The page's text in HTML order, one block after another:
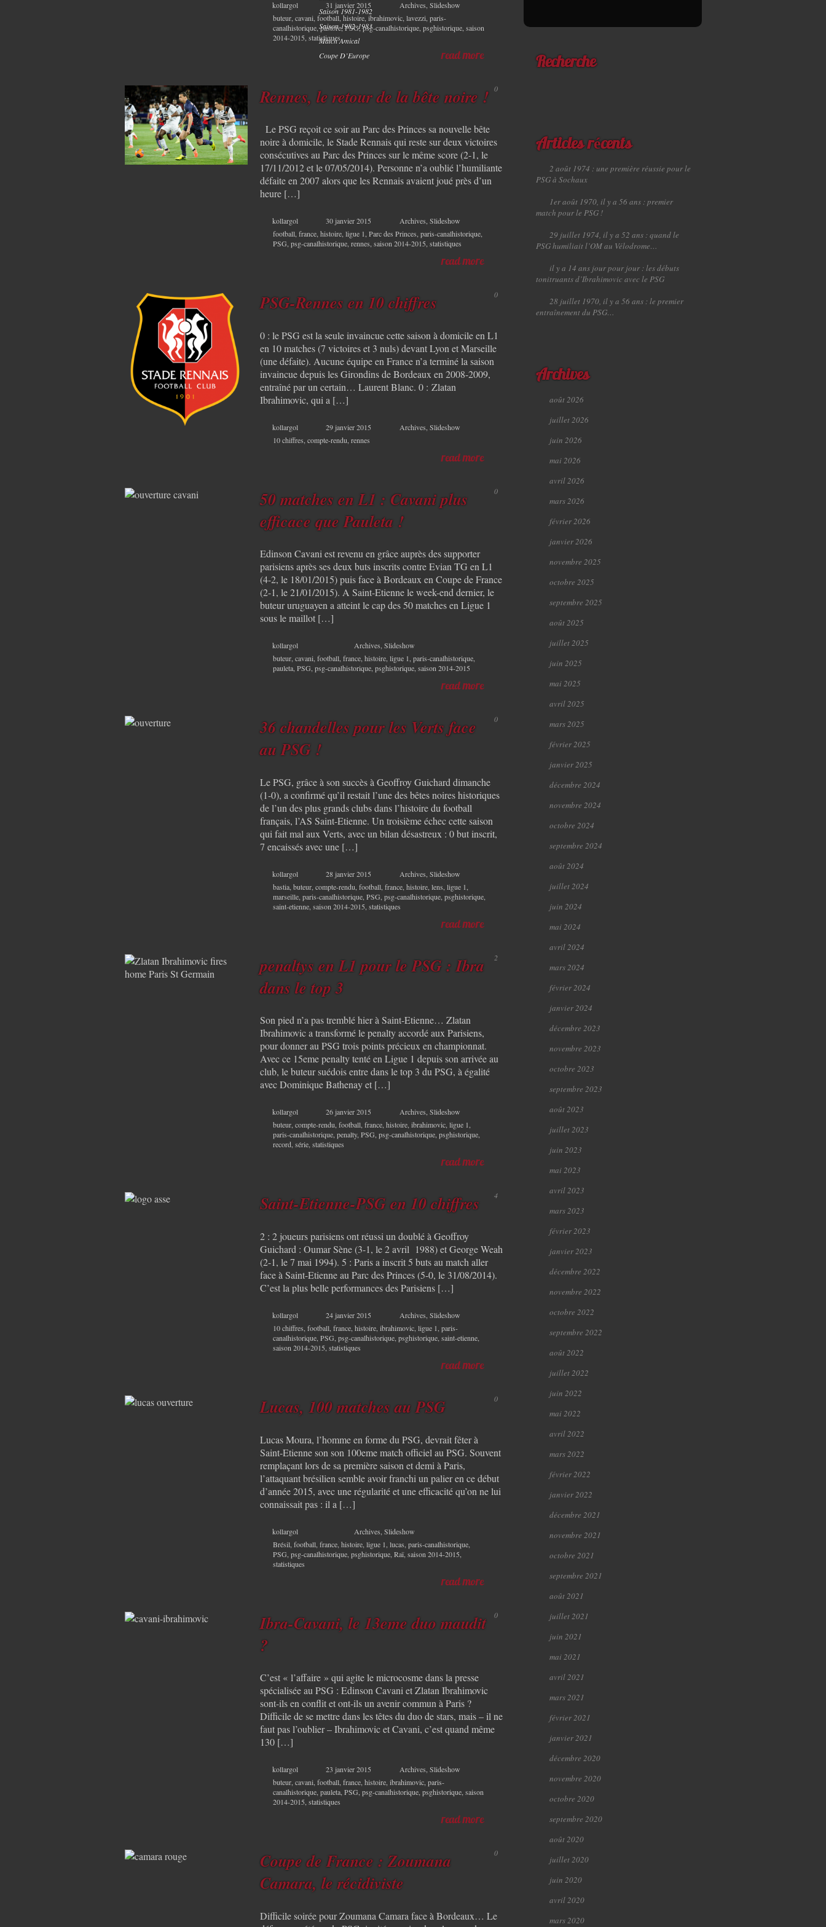
Saison 1981-1982
Saison 1982-1983
Match Amical
Coupe D’Europe
kollargol 31 janvier 2015 Archives Slideshow
buteur cavani football,histoire,ibrahimovic lavezzi paris-
canalhistorique ,pastore,PSG,psg-canalhistorique psghistorique saison
2014-2015 statistiques
read more
0
Rennes, le retour de la bête noire !
Le PSG reçoit ce soir au Parc des Princes sa nouvelle bête
noire à domicile, le Stade Rennais qui reste sur deux victoires
consécutives au Parc des Princes sur le même score (2-1, le
17/11/2012 et le 07/05/2014). Personne n’a oublié l’humiliante
défaite en 2007 alors que les Rennais avaient joué près d’un
heure […]
kollargol 30 janvier 2015 Archives Slideshow
football france histoire ligue 1 Parc des Princes paris-canalhistorique
PSG psg-canalhistorique rennes saison 2014-2015 statistiques
read more
0
PSG-Rennes en 10 chiffres
0 : le PSG est la seule invaincue cette saison à domicile en L1
en 10 matches (7 victoires et 3 nuls) devant Lyon et Marseille
(une défaite). Aucune équipe en France n’a terminé la saison
invaincue depuis les Girondins de Bordeaux en 2008-2009,
entraîné par un certain… Laurent Blanc. 0 : Zlatan
Ibrahimovic, qui a […]
kollargol 29 janvier 2015 Archives Slideshow
10 chiffres compte-rendu rennes
read more
0
50 matches en L1 : Cavani plus
efficace que Pauleta !
Edinson Cavani est revenu en grâce auprès des supporter
parisiens après ses deux buts inscrits contre Evian TG en L1
(4-2, le 18/01/2015) puis face à Bordeaux en Coupe de France
(2-1, le 21/01/2015). A Saint-Etienne le week-end dernier, le
buteur uruguayen a atteint le cap des 50 matches en Ligue 1
sous le maillot […]
kollargol Archives,Slideshow
buteur,cavani,football,france,histoire,ligue 1,paris-canalhistorique,
pauleta,PSG,psg-canalhistorique,psghistorique,saison 2014-2015
read more
0
36 chandelles pour les Verts face
au PSG !
Le PSG, grâce à son succès à Geoffroy Guichard dimanche
(1-0), a confirmé qu’il restait l’une des bêtes noires historiques
de l’un des plus grands clubs dans l’histoire du football
français, l’AS Saint-Etienne. Un troisième échec cette saison
qui fait mal aux Verts, avec un bilan désastreux : 0 but inscrit,
7 encaissés avec une […]
kollargol 28 janvier 2015 Archives Slideshow
bastia buteur compte-rendu football france histoire lens ligue 1
marseille paris-canalhistorique PSG psg-canalhistorique psghistorique
saint-etienne saison 2014-2015 statistiques
read more
2
penaltys en L1 pour le PSG : Ibra
dans le top 3
Son pied n’a pas tremblé hier à Saint-Etienne… Zlatan
Ibrahimovic a transformé le penalty accordé aux Parisiens,
pour donner au PSG trois points précieux en championnat.
Avec ce 15eme penalty tenté en Ligue 1 depuis son arrivée au
club, le buteur suédois entre dans le top 3 du PSG, à égalité
avec Dominique Bathenay et […]
kollargol 26 janvier 2015 Archives,Slideshow
buteur,compte-rendu,football,france,histoire,ibrahimovic,ligue 1,
paris-canalhistorique,penalty,PSG,psg-canalhistorique,psghistorique,
record,série,statistiques
read more
4
Saint-Etienne-PSG en 10 chiffres
2 : 2 joueurs parisiens ont réussi un doublé à Geoffroy
Guichard : Oumar Sène (3-1, le 2 avril 1988) et George Weah
(2-1, le 7 mai 1994). 5 : Paris a inscrit 5 buts au match aller
face à Saint-Etienne au Parc des Princes (5-0, le 31/08/2014).
C’est la plus belle performances des Parisiens […]
kollargol 24 janvier 2015 Archives Slideshow
10 chiffres football france histoire ibrahimovic ligue 1 paris-
canalhistorique PSG psg-canalhistorique psghistorique saint-etienne
saison 2014-2015 statistiques
read more
0
Lucas, 100 matches au PSG
Lucas Moura, l’homme en forme du PSG, devrait fêter à
Saint-Etienne son son 100eme match officiel au PSG. Souvent
remplaçant lors de sa première saison et demi à Paris,
l’attaquant brésilien semble avoir franchi un palier en ce début
d’année 2015, avec une régularité et une efficacité qu’on ne lui
connaissait pas : il a […]
kollargol Archives Slideshow
Brésil football france histoire ligue 1 lucas paris-canalhistorique
PSG psg-canalhistorique psghistorique Raï, saison 2014-2015
statistiques
read more
0
Ibra-Cavani, le 13eme duo maudit
?
C’est « l’affaire » qui agite le microcosme dans la presse
spécialisée au PSG : Edinson Cavani et Zlatan Ibrahimovic
sont-ils en conflit et ont-ils un avenir commun à Paris ?
Difficile de se mettre dans les têtes du duo de stars, mais – il ne
faut pas l’oublier – Ibrahimovic et Cavani, c’est quand même
130 […]
kollargol 23 janvier 2015 Archives,Slideshow
buteur,cavani,football,france,histoire,ibrahimovic,paris-
canalhistorique,pauleta,PSG,psg-canalhistorique,psghistorique,saison
2014-2015,statistiques
read more
0
Coupe de France : Zoumana
Camara, le récidiviste
Difficile soirée pour Zoumana Camara face à Bordeaux… Le
Recherche
Articles récents
2 août 1974 : une première réussie pour le
PSG à Sochaux
1er août 1970, il y a 56 ans : premier
match pour le PSG !
29 juillet 1974, il y a 52 ans : quand le
PSG humiliait l’OM au Vélodrome…
il y a 14 ans jour pour jour : les débuts
tonitruants d’Ibrahimovic avec le PSG
28 juillet 1970, il y a 56 ans : le premier
entraînement du PSG…
Archives
août 2026
juillet 2026
juin 2026
mai 2026
avril 2026
mars 2026
février 2026
janvier 2026
novembre 2025
octobre 2025
septembre 2025
août 2025
juillet 2025
juin 2025
mai 2025
avril 2025
mars 2025
février 2025
janvier 2025
décembre 2024
novembre 2024
octobre 2024
septembre 2024
août 2024
juillet 2024
juin 2024
mai 2024
avril 2024
mars 2024
février 2024
janvier 2024
décembre 2023
novembre 2023
octobre 2023
septembre 2023
août 2023
juillet 2023
juin 2023
mai 2023
avril 2023
mars 2023
février 2023
janvier 2023
décembre 2022
novembre 2022
octobre 2022
septembre 2022
août 2022
juillet 2022
juin 2022
mai 2022
avril 2022
mars 2022
février 2022
janvier 2022
décembre 2021
novembre 2021
octobre 2021
septembre 2021
août 2021
juillet 2021
juin 2021
mai 2021
avril 2021
mars 2021
février 2021
janvier 2021
décembre 2020
novembre 2020
octobre 2020
septembre 2020
août 2020
juillet 2020
juin 2020
avril 2020
mars 2020